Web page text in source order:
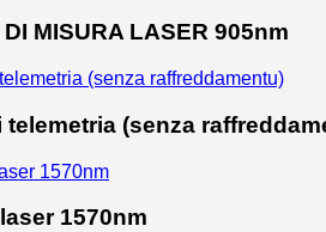
MISURA LASER 905nm
(senza
1570nm